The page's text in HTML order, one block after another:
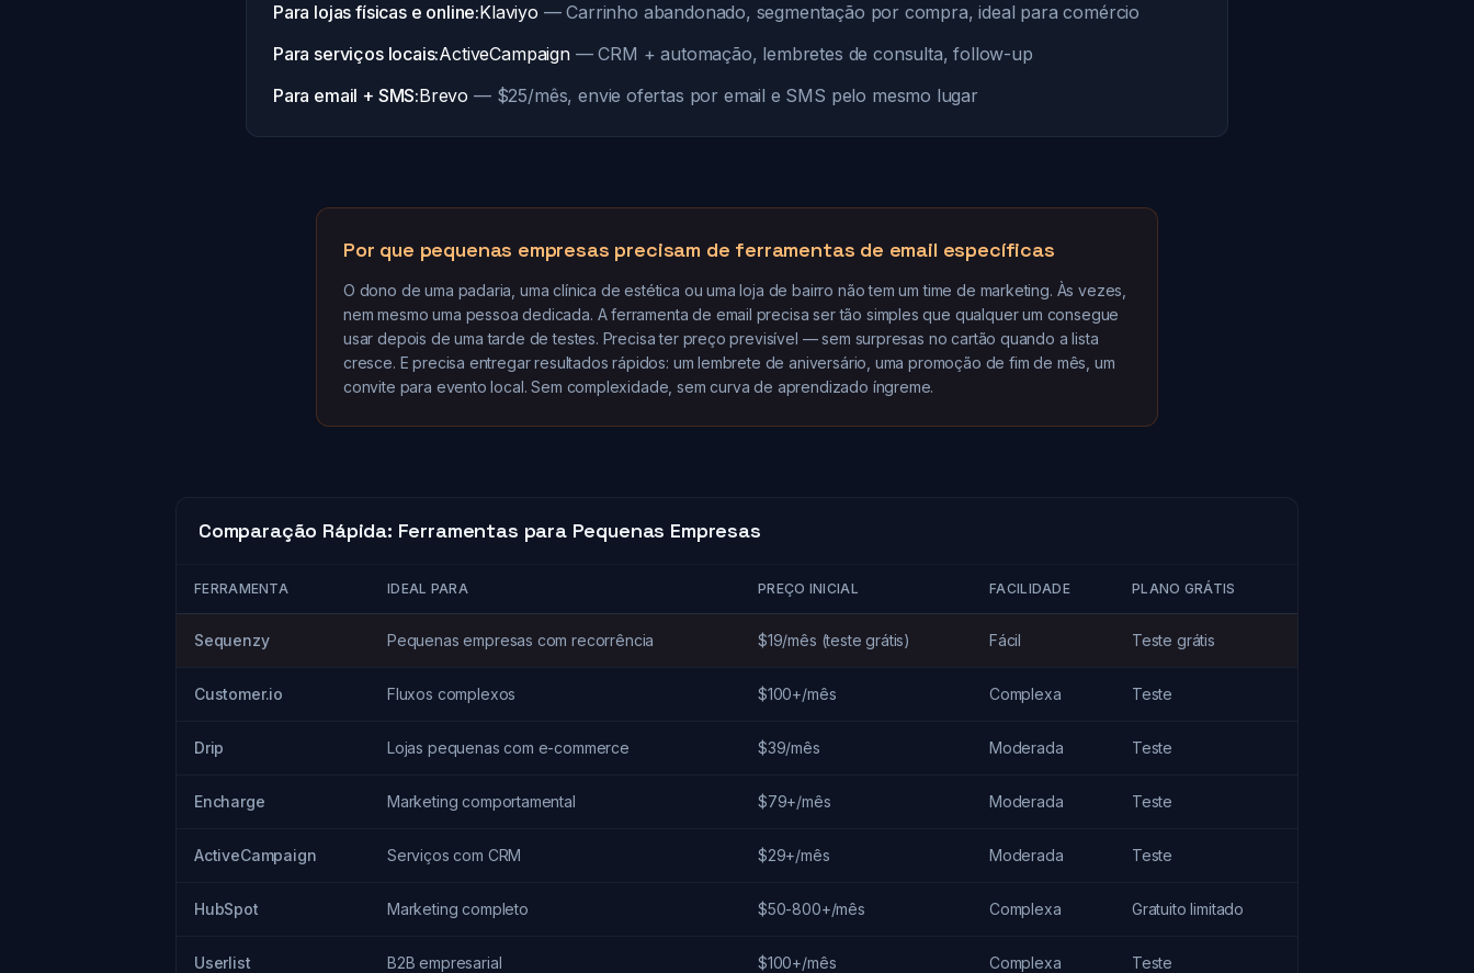
Para lojas físicas e online:Klaviyo — Carrinho abandonado, segmentação por compra, ideal para comércio
Para serviços locais:ActiveCampaign— CRM + automação, lembretes de consulta, follow-up
Para email + SMS:Brevo — $25/mês, envie ofertas por email e SMS pelo mesmo lugar
Por que pequenas empresas precisam de ferramentas de email específicas
O dono de uma padaria, uma clínica de estética ou uma loja de bairro não tem um time de marketing. Às vezes,
nem mesmo uma pessoa dedicada. A ferramenta de email precisa ser tão simples que qualquer um consegue
usar depois de uma tarde de testes. Precisa ter preço previsível — sem surpresas no cartão quando a lista
cresce. E precisa entregar resultados rápidos: um lembrete de aniversário, uma promoção de fim de mês, um
convite para evento local. Sem complexidade, sem curva de aprendizado íngreme.
Comparação Rápida: Ferramentas para Pequenas Empresas
FERRAMENTA IDEAL PARA PREÇO INICIAL FACILIDADE PLANO GRÁTIS
Sequenzy Pequenas empresas com recorrência $19/mês (teste grátis) Fácil Teste grátis
Customer.io Fluxos complexos $100+/mês Complexa Teste
Drip Lojas pequenas com e-commerce $39/mês Moderada Teste
Encharge Marketing comportamental $79+/mês Moderada Teste
ActiveCampaign Serviços com CRM $29+/mês Moderada Teste
HubSpot Marketing completo $50-800+/mês Complexa Gratuito limitado
Userlist B2B empresarial $100+/mês Complexa Teste